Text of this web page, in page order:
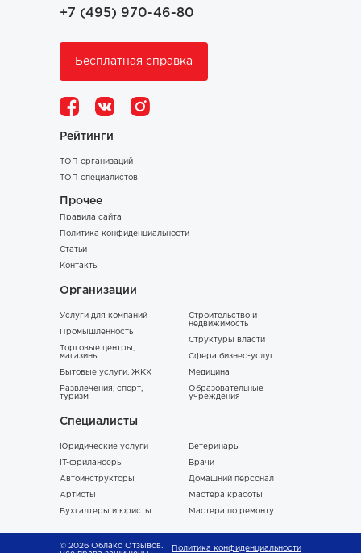
+7 (495) 970-46-80
Бесплатная справка
Рейтинги
ТОП организаций
ТОП специалистов
Прочее
Правила сайта
Политика конфиденциальности
Статьи
Контакты
Организации
Услуги для компаний
Промышленность
Торговые центры,
магазины
Бытовые услуги, ЖКХ
Развлечения, спорт,
туризм
Строительство и
недвижимость
Структуры власти
Сфера бизнес-услуг
Медицина
Образовательные
учреждения
Специалисты
Юридические услуги
IT-фрилансеры
Автоинструкторы
Артисты
Бухгалтеры и юристы
Ветеринары
Врачи
Домашний персонал
Мастера красоты
Мастера по ремонту
© 2026 Облако Отзывов.
Политика конфиденциальности